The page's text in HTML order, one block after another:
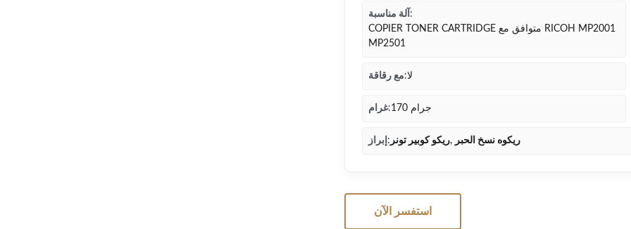
آلة مناسبة:
COPIER TONER CARTRIDGE متوافق مع RICOH MP2001
MP2501
مع رقاقة:لا
غرام: 170 جرام
إبراز: ريكو كوبير تونر, ريكوه نسخ الحبر
استفسر الآن